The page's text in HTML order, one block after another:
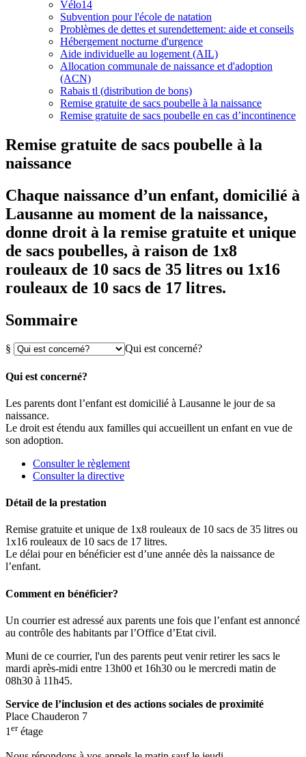
Vélo14
Subvention pour l'école de natation
Problèmes de dettes et surendettement: aide et conseils
Hébergement nocturne d'urgence
Aide individuelle au logement (AIL)
Allocation communale de naissance et d'adoption
(ACN)
Rabais tl (distribution de bons)
Remise gratuite de sacs poubelle à la naissance
Remise gratuite de sacs poubelle en cas d’incontinence
Remise gratuite de sacs poubelle à la
naissance
Chaque naissance d’un enfant, domicilié à
Lausanne au moment de la naissance,
donne droit à la remise gratuite et unique
de sacs poubelles, à raison de 1x8
rouleaux de 10 sacs de 35 litres ou 1x16
rouleaux de 10 sacs de 17 litres.
Sommaire
§ Qui est concerné?
Qui est concerné?
Les parents dont l’enfant est domicilié à Lausanne le jour de sa
naissance.
Le droit est étendu aux familles qui accueillent un enfant en vue de
son adoption.
Consulter le règlement
Consulter la directive
Détail de la prestation
Remise gratuite et unique de 1x8 rouleaux de 10 sacs de 35 litres ou
1x16 rouleaux de 10 sacs de 17 litres.
Le délai pour en bénéficier est d’une année dès la naissance de
l’enfant.
Comment en bénéficier?
Un courrier est adressé aux parents une fois que l’enfant est annoncé
au contrôle des habitants par l’Office d’Etat civil.
Muni de ce courrier, l'un des parents peut venir retirer les sacs le
mardi après-midi entre 13h00 et 16h30 ou le mercredi matin de
08h30 à 11h45.
Service de l’inclusion et des actions sociales de proximité
Place Chauderon 7
1 erétage